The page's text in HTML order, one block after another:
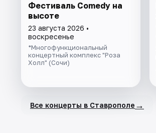
Фестиваль Comedy на
высоте
23 августа 2026 •
воскресенье
*Многофункциональный
концертный комплекс "Роза
Холл" (Сочи)
Все концерты в Ставрополе →